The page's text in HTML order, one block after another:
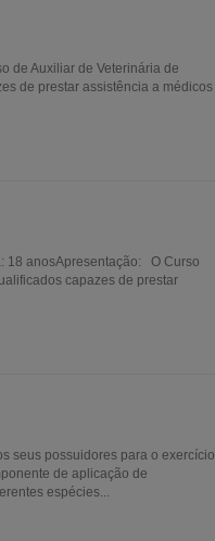
de Auxiliar de Veterinária de
de prestar assistência a médicos
18 anosApresentação: O Curso
capazes de prestar
seus possuidores para o exercício
de aplicação de
espécies...